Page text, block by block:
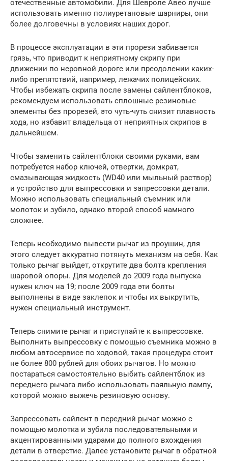
отечественные автомобили. Для Шевроле Авео лучше
использовать именно полиуретановые шарниры, они
более долговечны в условиях наших дорог.
В процессе эксплуатации в эти прорези забивается
грязь, что приводит к неприятному скрипу при
движении по неровной дороге или преодолении каких-
либо препятствий, например, лежачих полицейских.
Чтобы избежать скрипа после замены сайлентблоков,
рекомендуем использовать сплошные резиновые
элементы без прорезей, это чуть-чуть снизит плавность
хода, но избавит владельца от неприятных скрипов в
дальнейшем.
Чтобы заменить сайлентблоки своими руками, вам
потребуется набор ключей, отвертки, домкрат,
смазывающая жидкость (WD40 или мыльный раствор)
и устройство для выпрессовки и запрессовки детали.
Можно использовать специальный съемник или
молоток и зубило, однако второй способ намного
сложнее.
Теперь необходимо вывести рычаг из проушин, для
этого следует аккуратно потянуть механизм на себя. Как
только рычаг выйдет, открутите два болта крепления
шаровой опоры. Для моделей до 2009 года выпуска
нужен ключ на 19; после 2009 года эти болты
выполнены в виде заклепок и чтобы их выкрутить,
нужен специальный инструмент.
Теперь снимите рычаг и приступайте к выпрессовке.
Выполнить выпрессовку с помощью съемника можно в
любом автосервисе по ходовой, такая процедура стоит
не более 800 рублей для обоих рычагов. Но можно
постараться самостоятельно выбить сайлентблок из
переднего рычага либо использовать паяльную лампу,
которой можно выжечь резиновую основу.
Запрессовать сайлент в передний рычаг можно с
помощью молотка и зубила последовательными и
акцентированными ударами до полного вхождения
детали в отверстие. Далее установите рычаг в обратной